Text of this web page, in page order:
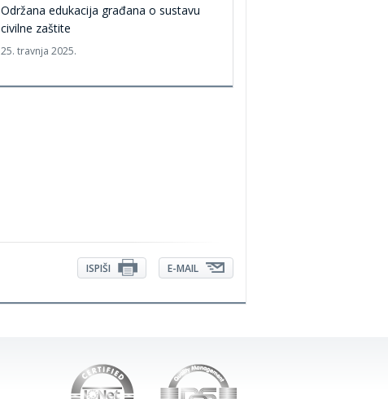
Održana edukacija građana o sustavu
civilne zaštite
25. travnja 2025.
E-MAIL
ISPIŠI